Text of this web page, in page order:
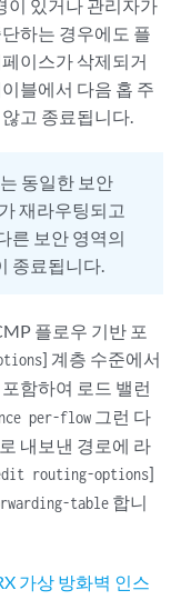
이 있거나 관리자가
하는 경우에도 플
이스가 삭제되거
블에서 다음 홉 주
고 종료됩니다.
동일한 보안
재라우팅되고
른 보안 영역의
종료됩니다.
플로우 기반 포
] 계층 수준에서
함하여 로드 밸런
per-flow 그런 다
내보낸 경로에 라
routing-options]
table 합니
가상 방화벽 인스